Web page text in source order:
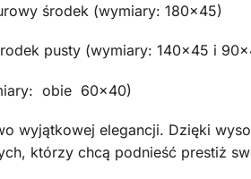
środek (wymiary: 180×45)
pusty (wymiary: 140×45 i
obie 60×40)
wyjątkowej elegancji. Dzięki
którzy chcą podnieść prestiż